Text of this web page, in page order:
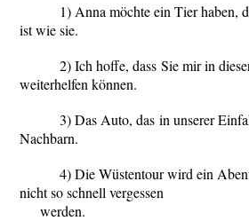
1) Anna möchte ein Tier haben,
ist wie sie.
2) Ich hoffe, dass Sie mir in
weiterhelfen können.
3) Das Auto, das in unserer
Nachbarn.
4) Die Wüstentour wird ein
nicht so schnell vergessen
werden.